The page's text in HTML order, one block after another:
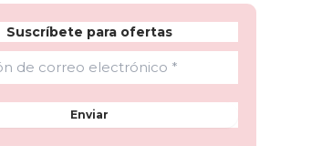
Suscríbete para ofertas